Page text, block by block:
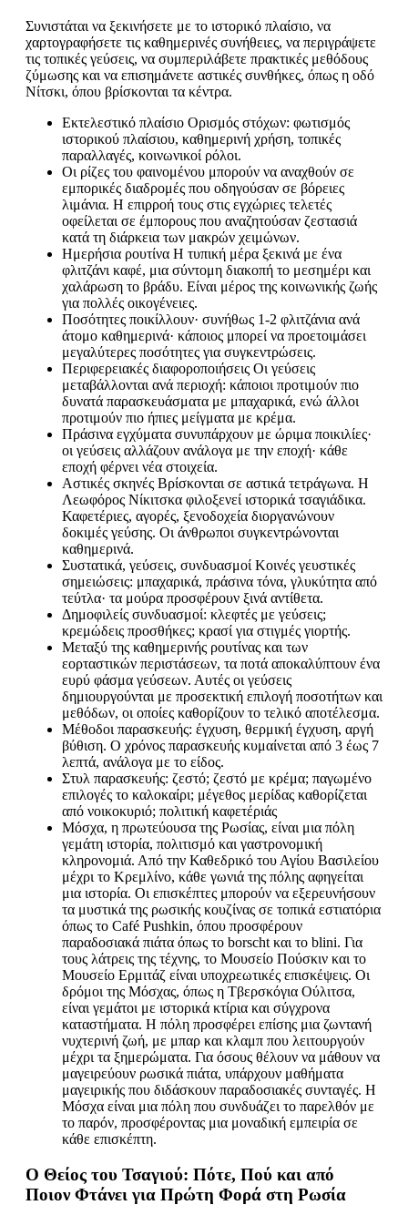
Συνιστάται να ξεκινήσετε με το ιστορικό πλαίσιο, να
χαρτογραφήσετε τις καθημερινές συνήθειες, να περιγράψετε
τις τοπικές γεύσεις, να συμπεριλάβετε πρακτικές μεθόδους
ζύμωσης και να επισημάνετε αστικές συνθήκες, όπως η οδό
Νίτσκι, όπου βρίσκονται τα κέντρα.
Εκτελεστικό πλαίσιο Ορισμός στόχων: φωτισμός
ιστορικού πλαίσιου, καθημερινή χρήση, τοπικές
παραλλαγές, κοινωνικοί ρόλοι.
Οι ρίζες του φαινομένου μπορούν να αναχθούν σε
εμπορικές διαδρομές που οδηγούσαν σε βόρειες
λιμάνια. Η επιρροή τους στις εγχώριες τελετές
οφείλεται σε έμπορους που αναζητούσαν ζεστασιά
κατά τη διάρκεια των μακρών χειμώνων.
Ημερήσια ρουτίνα Η τυπική μέρα ξεκινά με ένα
φλιτζάνι καφέ, μια σύντομη διακοπή το μεσημέρι και
χαλάρωση το βράδυ. Είναι μέρος της κοινωνικής ζωής
για πολλές οικογένειες.
Ποσότητες ποικίλλουν· συνήθως 1-2 φλιτζάνια ανά
άτομο καθημερινά· κάποιος μπορεί να προετοιμάσει
μεγαλύτερες ποσότητες για συγκεντρώσεις.
Περιφερειακές διαφοροποιήσεις Οι γεύσεις
μεταβάλλονται ανά περιοχή: κάποιοι προτιμούν πιο
δυνατά παρασκευάσματα με μπαχαρικά, ενώ άλλοι
προτιμούν πιο ήπιες μείγματα με κρέμα.
Πράσινα εγχύματα συνυπάρχουν με ώριμα ποικιλίες·
οι γεύσεις αλλάζουν ανάλογα με την εποχή· κάθε
εποχή φέρνει νέα στοιχεία.
Αστικές σκηνές Βρίσκονται σε αστικά τετράγωνα. Η
Λεωφόρος Νίκιτσκα φιλοξενεί ιστορικά τσαγιάδικα.
Καφετέριες, αγορές, ξενοδοχεία διοργανώνουν
δοκιμές γεύσης. Οι άνθρωποι συγκεντρώνονται
καθημερινά.
Συστατικά, γεύσεις, συνδυασμοί Κοινές γευστικές
σημειώσεις: μπαχαρικά, πράσινα τόνα, γλυκύτητα από
τεύτλα· τα μούρα προσφέρουν ξινά αντίθετα.
Δημοφιλείς συνδυασμοί: κλεφτές με γεύσεις;
κρεμώδεις προσθήκες; κρασί για στιγμές γιορτής.
Μεταξύ της καθημερινής ρουτίνας και των
εορταστικών περιστάσεων, τα ποτά αποκαλύπτουν ένα
ευρύ φάσμα γεύσεων. Αυτές οι γεύσεις
δημιουργούνται με προσεκτική επιλογή ποσοτήτων και
μεθόδων, οι οποίες καθορίζουν το τελικό αποτέλεσμα.
Μέθοδοι παρασκευής: έγχυση, θερμική έγχυση, αργή
βύθιση. Ο χρόνος παρασκευής κυμαίνεται από 3 έως 7
λεπτά, ανάλογα με το είδος.
Στυλ παρασκευής: ζεστό; ζεστό με κρέμα; παγωμένο
επιλογές το καλοκαίρι; μέγεθος μερίδας καθορίζεται
από νοικοκυριό; πολιτική καφετέριάς
Μόσχα, η πρωτεύουσα της Ρωσίας, είναι μια πόλη
γεμάτη ιστορία, πολιτισμό και γαστρονομική
κληρονομιά. Από την Καθεδρικό του Αγίου Βασιλείου
μέχρι το Κρεμλίνο, κάθε γωνιά της πόλης αφηγείται
μια ιστορία. Οι επισκέπτες μπορούν να εξερευνήσουν
τα μυστικά της ρωσικής κουζίνας σε τοπικά εστιατόρια
όπως το Café Pushkin, όπου προσφέρουν
παραδοσιακά πιάτα όπως το borscht και το blini. Για
τους λάτρεις της τέχνης, το Μουσείο Πούσκιν και το
Μουσείο Ερμιτάζ είναι υποχρεωτικές επισκέψεις. Οι
δρόμοι της Μόσχας, όπως η Τβερσκόγια Ούλιτσα,
είναι γεμάτοι με ιστορικά κτίρια και σύγχρονα
καταστήματα. Η πόλη προσφέρει επίσης μια ζωντανή
νυχτερινή ζωή, με μπαρ και κλαμπ που λειτουργούν
μέχρι τα ξημερώματα. Για όσους θέλουν να μάθουν να
μαγειρεύουν ρωσικά πιάτα, υπάρχουν μαθήματα
μαγειρικής που διδάσκουν παραδοσιακές συνταγές. Η
Μόσχα είναι μια πόλη που συνδυάζει το παρελθόν με
το παρόν, προσφέροντας μια μοναδική εμπειρία σε
κάθε επισκέπτη.
Ο Θείος του Τσαγιού: Πότε, Πού και από
Ποιον Φτάνει για Πρώτη Φορά στη Ρωσία